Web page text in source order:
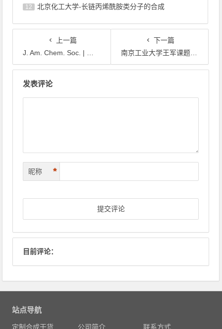
12 北京化工大学-长链丙烯酰胺类分子的合成
上一篇
J. Am. Chem. Soc. | 共价探针揭示RNA的小分子结合口袋
下一篇
南京工业大学王军课题组AFM赏析：极性表面暴露与铜掺杂协同增强ZnO纳米片内建电场以实现高效光催化甲烷氧化
发表评论
昵称 *
目前评论：
站点导航
定制合成干货 公司简介 联系方式